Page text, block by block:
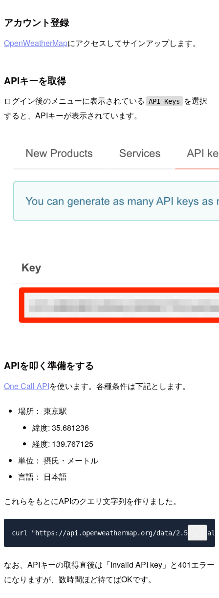
アカウント登録
OpenWeatherMapにアクセスしてサインアップします。
APIキーを取得
ログイン後のメニューに表示されている API Keys
を選択
すると、APIキーが表示されています。
APIを叩く準備をする
One Call APIを使います。各種条件は下記とします。
場所： 東京駅
緯度: 35.681236
経度: 139.767125
単位： 摂氏・メートル
言語： 日本語
これらをもとにAPIのクエリ文字列を作りました。
なお、APIキーの取得直後は「Invalid API key」と401エラー
になりますが、数時間ほど待てばOKです。